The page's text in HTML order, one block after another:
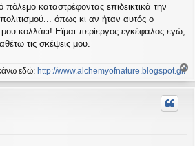
καταστρέφοντας επιδεικτικά την
πολιτισμού... όπως κι αν ήταν αυτός ο
κολλάει! Εϊμαι περίεργος εγκέφαλος εγώ,
τις σκέψεις μου.
εδώ: http://www.alchemyofnature.blogspot.gr/
ο
ρ